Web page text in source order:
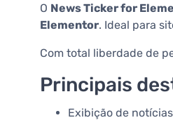
O News Ticker for
Elementor. Ideal para
Com total liberdade de
Principais
Exibição de